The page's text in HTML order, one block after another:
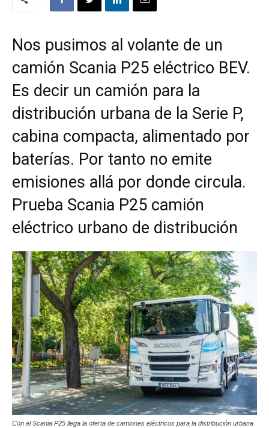
Nos pusimos al volante de un
camión Scania P25 eléctrico BEV.
Es decir un camión para la
distribución urbana de la Serie P,
cabina compacta, alimentado por
baterías. Por tanto no emite
emisiones allá por donde circula.
Prueba Scania P25 camión
eléctrico urbano de distribución
Con el Scania P25 llega la oferta de camiones eléctricos para la distribución urbana